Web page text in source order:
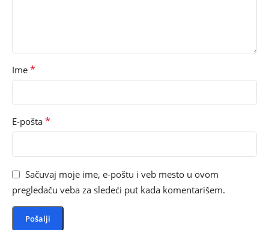
Ime *
E-pošta *
Sačuvaj moje ime, e-poštu i veb mesto u ovom
pregledaču veba za sledeći put kada komentarišem.